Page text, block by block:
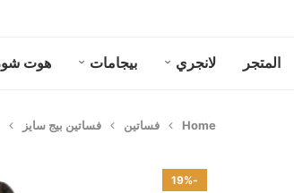
المتجر لانجري بيجامات هوت
Home فساتين فساتين بيج سايز
-19%